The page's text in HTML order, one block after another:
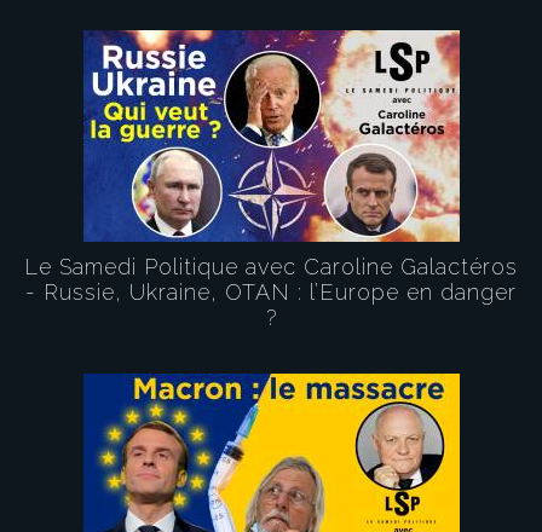
Le Samedi Politique avec Caroline Galactéros
- Russie, Ukraine, OTAN : l’Europe en danger
?